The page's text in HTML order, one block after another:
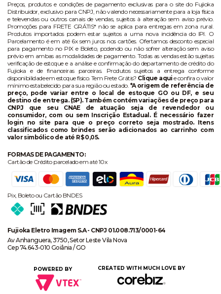
Preços, produtos e condições de pagamento exclusivas para o site do Fujioka
Distribuidor, exclusivo para CNPJ, não valendo necessariamente para a loja física
e televendas ou outros canais de vendas, sujeitos à alteração sem aviso prévio.
Promoções para FRETE GRÁTIS* não se aplica para entregas em zona rural.
Produtos importados podem estar sujeitos a uma nova incidência do IPI. O
Parcelamento é em até 6x sem juros nos cartões. Ofertamos desconto especial
para pagamento no PIX e Boleto, podendo ou não sofrer alteração sem aviso
prévio em ambas as modalidades de pagamento. Todas as vendas estão sujeitas
verificação de estoque e a análise e confirmação do departamento de crédito do
Fujioka e de financeiras parceiras. Produtos sujeitos a entrega conforme
disponibilidade em estoque físico. Tem Frete Grátis? Clique aqui e confira o valor
mínimo estabelecido para sua região ou estado. *A origem de referência de
preço, pode variar entre o local de estoque GO ou DF, e seu
destino de entrega. (SP). Também contém variações de preço para
CNPJ que seu CNAE de atuação seja de revendedor ou
consumidor, com ou sem Inscrição Estadual. É necessário fazer
login no site para que o preço correto seja mostrado. Itens
classificados como brindes serão adicionados ao carrinho com
valor simbólico de até R$ 0,05.
FORMAS DE PAGAMENTO:
Cartão de Crédito parcelado em até 10x
Pix, Boleto ou Cartão BNDES
Fujioka Eletro Imagem S.A - CNPJ 01.008.713/0001-64
Av Anhanguera, 3750, Setor Leste Vila Nova
Cep 74.643-010 Goiânia / GO
POWERED BY CREATED WITH MUCH LOVE BY